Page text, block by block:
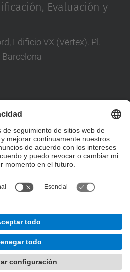
Evaluación y
Edificio VX (Vèrtex). Pl.
Barcelona
Evaluación y Calidad
con